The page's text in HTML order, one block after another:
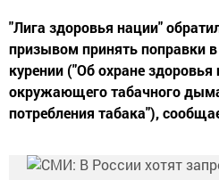
"Лига здоровья нации"
призывом принять поправки
курении ("Об охране
окружающего табачного
потребления табака"),